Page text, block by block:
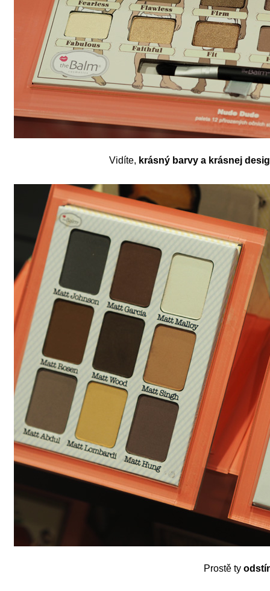
Vidíte, krásný barvy a krásnej
Prostě ty